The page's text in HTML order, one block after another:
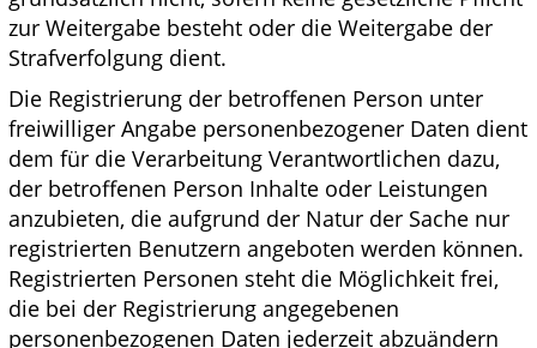
zur Weitergabe besteht oder die Weitergabe der
Strafverfolgung dient.
Die Registrierung der betroffenen Person unter
freiwilliger Angabe personenbezogener Daten dient
dem für die Verarbeitung Verantwortlichen dazu,
der betroffenen Person Inhalte oder Leistungen
anzubieten, die aufgrund der Natur der Sache nur
registrierten Benutzern angeboten werden können.
Registrierten Personen steht die Möglichkeit frei,
die bei der Registrierung angegebenen
personenbezogenen Daten jederzeit abzuändern